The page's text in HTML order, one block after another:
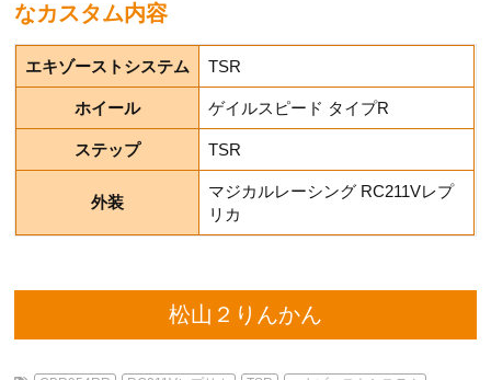
なカスタム内容
エキゾーストシステム TSR
ホイール ゲイルスピード タイプR
ステップ TSR
外装
マジカルレーシング RC211Vレプ
リカ
松山２りんかん